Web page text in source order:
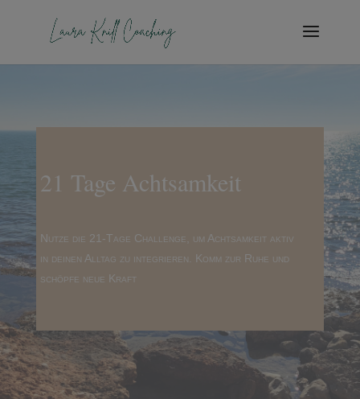
21 Tage Achtsamkeit
Nutze die 21-Tage Challenge, um Achtsamkeit aktiv
in deinen Alltag zu integrieren. Komm zur Ruhe und
schöpfe neue Kraft